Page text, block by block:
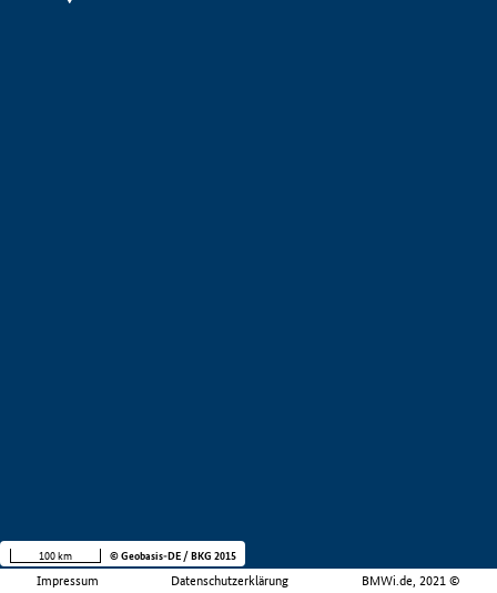
Impressum Datenschutzerklärung BMWi.de, 2021 ©
100 km © Geobasis-DE / BKG 2015